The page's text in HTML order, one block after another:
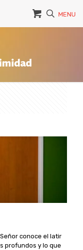
MENU
conoce el latir
profundos y lo que